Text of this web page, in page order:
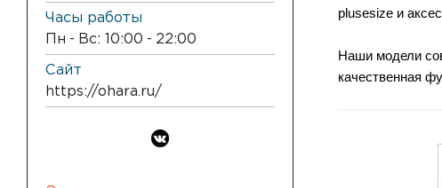
Часы работы
Пн - Вс: 10:00 - 22:00
Сайт
https://ohara.ru/
plusesize и
Наши модели
качественная
Дизайн
вам было
Приглашаем